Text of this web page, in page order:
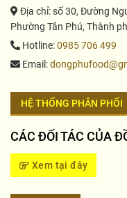
Địa chỉ: số 30, Đường
Phường Tân Phú, Thành
Hotline:0985 706 499
Email :
HỆ THỐNG PHÂN PHỐI
CÁC ĐỐI TÁC CỦA
Xem tại đây